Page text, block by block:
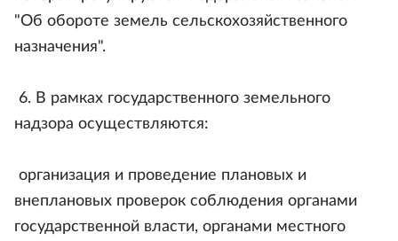
"Об обороте земель сельскохозяйственного
назначения".
6. В рамках государственного земельного
надзора осуществляются:
организация и проведение плановых и
внеплановых проверок соблюдения органами
государственной власти, органами местного